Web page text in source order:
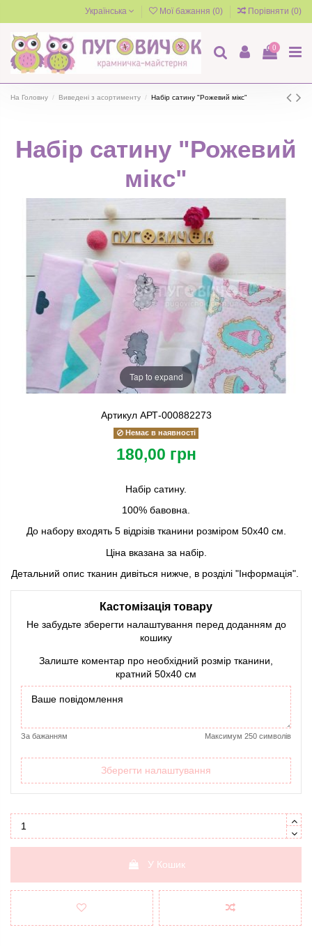
Українська Мої бажання (0) Порівняти (0)
0
На Головну Виведені з асортименту Набір сатину "Рожевий мікс"
Набір сатину "Рожевий
мікс"
Tap to expand
Артикул АРТ-000882273
Немає в наявності
180,00 грн
Набір сатину.
100% бавовна.
До набору входять 5 відрізів тканини розміром 50х40 см.
Ціна вказана за набір.
Детальний опис тканин дивіться нижче, в розділі "Інформація".
Кастомізація товару
Не забудьте зберегти налаштування перед доданням до
кошику
Залиште коментар про необхідний розмір тканини,
кратний 50х40 см
За бажанням Максимум 250 символів
Зберегти налаштування
У Кошик